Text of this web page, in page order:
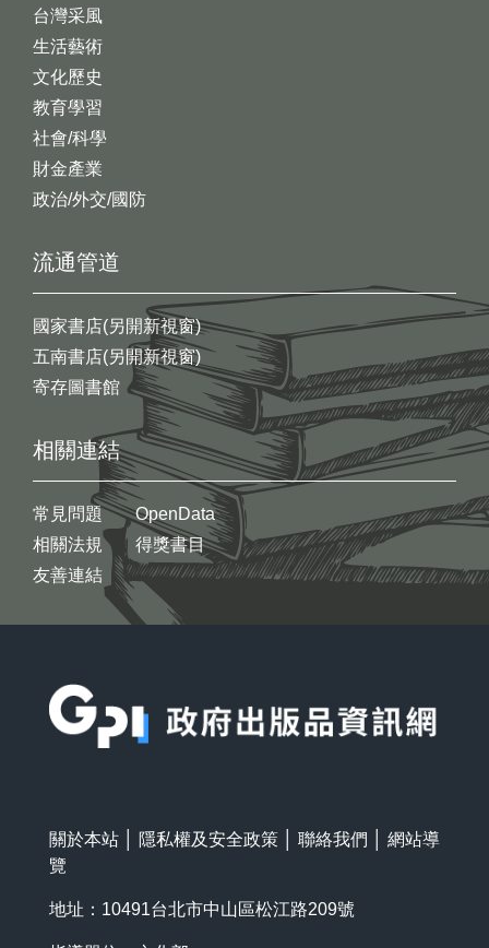
台灣采風
生活藝術
文化歷史
教育學習
社會/科學
財金產業
政治/外交/國防
流通管道
國家書店(另開新視窗)
五南書店(另開新視窗)
寄存圖書館
相關連結
常見問題
相關法規
友善連結
OpenData
得獎書目
關於本站 隱私權及安全政策 聯絡我們
網站導
覽
地址：10491台北市中山區松江路209號